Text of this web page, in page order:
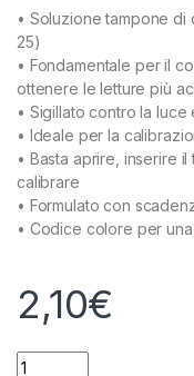
• Soluzione tampone di
25)
• Fondamentale per il
ottenere le letture più
• Sigillato contro la luce
• Ideale per la
• Basta aprire, inserire
calibrare
• Formulato con
• Codice colore per
2,10€
MILWAUKEE -